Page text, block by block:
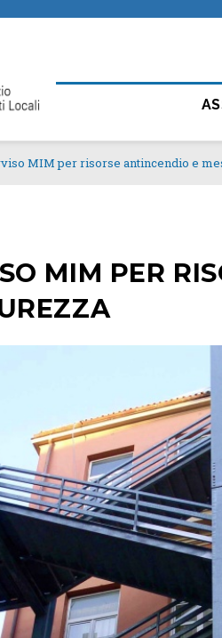
MIM per risorse antincendio e
MIM PER